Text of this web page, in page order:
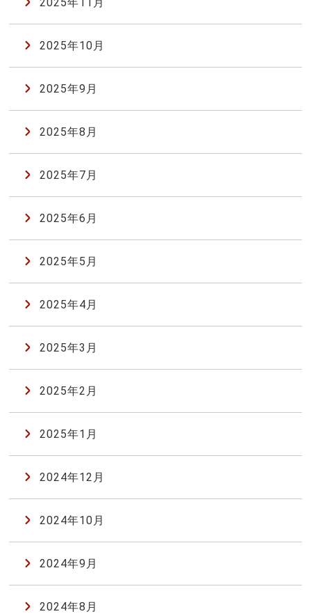
2025年10月
2025年9月
2025年8月
2025年7月
2025年6月
2025年5月
2025年4月
2025年3月
2025年2月
2025年1月
2024年12月
2024年10月
2024年9月
2024年8月